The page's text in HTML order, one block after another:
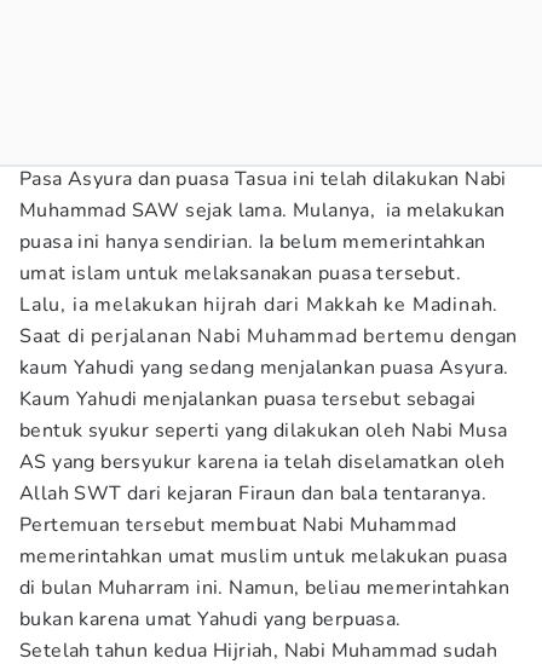
Pasa Asyura dan puasa Tasua ini telah dilakukan Nabi
Muhammad SAW sejak lama. Mulanya, ia melakukan
puasa ini hanya sendirian. Ia belum memerintahkan
umat islam untuk melaksanakan puasa tersebut.
Lalu, ia melakukan hijrah dari Makkah ke Madinah.
Saat di perjalanan Nabi Muhammad bertemu dengan
kaum Yahudi yang sedang menjalankan puasa Asyura.
Kaum Yahudi menjalankan puasa tersebut sebagai
bentuk syukur seperti yang dilakukan oleh Nabi Musa
AS yang bersyukur karena ia telah diselamatkan oleh
Allah SWT dari kejaran Firaun dan bala tentaranya.
Pertemuan tersebut membuat Nabi Muhammad
memerintahkan umat muslim untuk melakukan puasa
di bulan Muharram ini. Namun, beliau memerintahkan
bukan karena umat Yahudi yang berpuasa.
Setelah tahun kedua Hijriah, Nabi Muhammad sudah